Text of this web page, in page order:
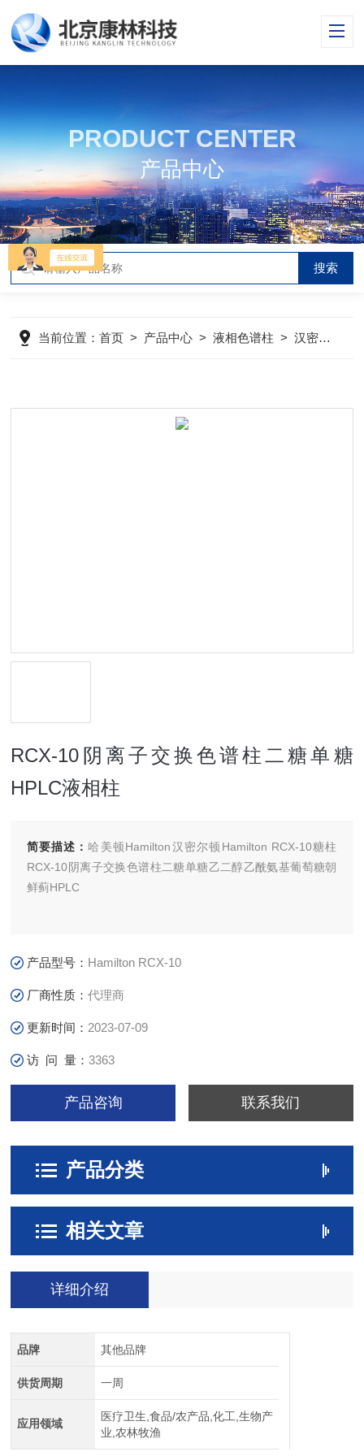
PRODUCT CENTER
产品中心
当前位置：首页 > 产品中心 >液相色谱柱 >汉密尔顿Hamilton哈美顿
RCX-10阴离子交换色谱柱二糖单糖
HPLC液相柱
简要描述： 哈美顿Hamilton汉密尔顿Hamilton RCX-10糖柱
RCX-10阴离子交换色谱柱二糖单糖乙二醇乙酰氨基葡萄糖朝
鲜蓟HPLC
产品型号： Hamilton RCX-10
厂商性质：代理商
更新时间： 2023-07-09
访 问 量：3363
产品咨询 联系我们
产品分类
相关文章
详细介绍
品牌 其他品牌
供货周期 一周
应用领域
医疗卫生,食品/农产品,化工,生物产
业,农林牧渔